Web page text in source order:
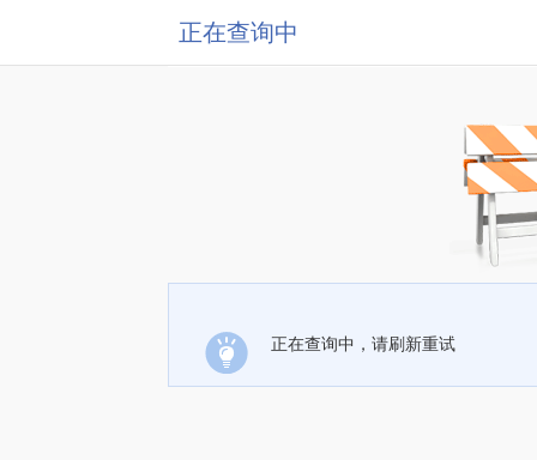
正在查询中
正在查询中，请刷新重试